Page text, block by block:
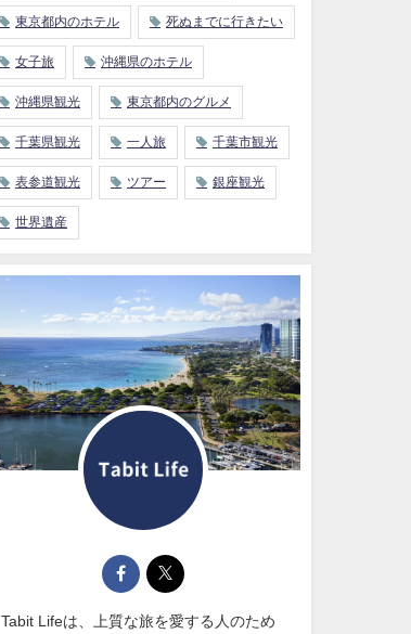
東京都内のホテル 死ぬまでに行きたい
女子旅 沖縄県のホテル
沖縄県観光 東京都内のグルメ
千葉県観光 一人旅 千葉市観光
表参道観光 ツアー 銀座観光
世界遺産
Tabit Lifeは、上質な旅を愛する人のため